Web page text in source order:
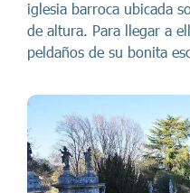
iglesia barroca ubicada
de altura. Para llegar a
peldaños de su bonita